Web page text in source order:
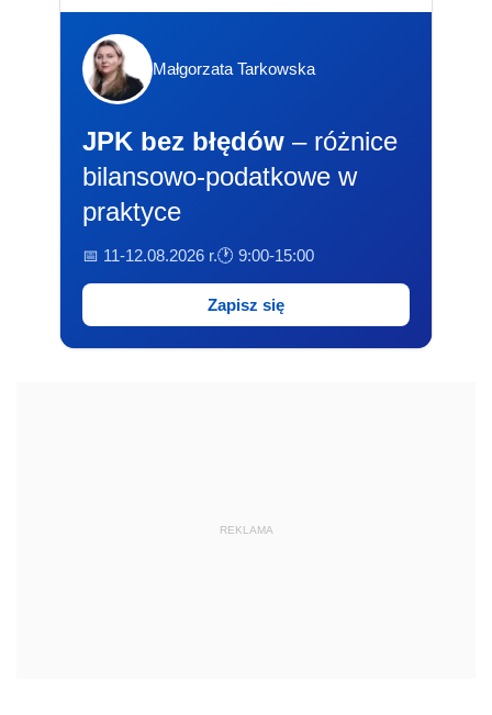
Małgorzata Tarkowska
JPK bez błędów – różnice
bilansowo-podatkowe w
praktyce
📅 11-12.08.2026 r.🕐 9:00-15:00
Zapisz się
REKLAMA